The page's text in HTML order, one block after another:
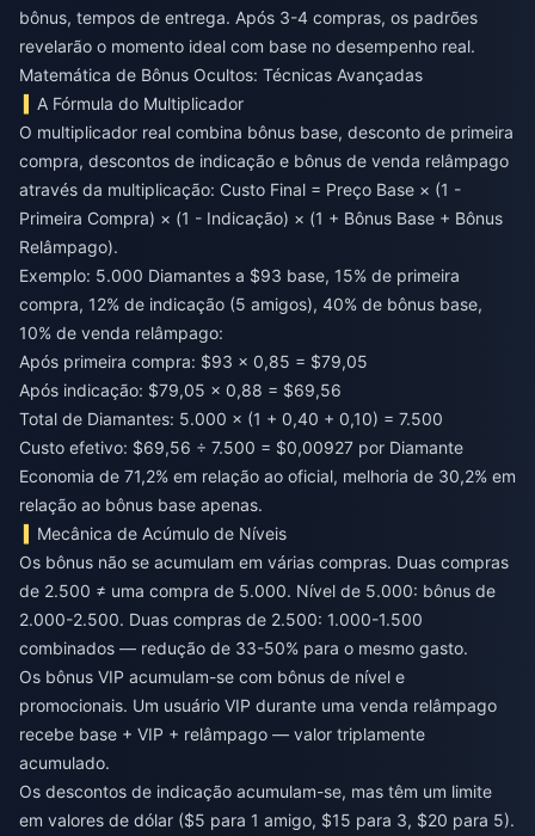
bônus, tempos de entrega. Após 3-4 compras, os padrões
revelarão o momento ideal com base no desempenho real.
Matemática de Bônus Ocultos: Técnicas Avançadas
A Fórmula do Multiplicador
O multiplicador real combina bônus base, desconto de primeira
compra, descontos de indicação e bônus de venda relâmpago
através da multiplicação: Custo Final = Preço Base × (1 -
Primeira Compra) × (1 - Indicação) × (1 + Bônus Base + Bônus
Relâmpago).
Exemplo: 5.000 Diamantes a $93 base, 15% de primeira
compra, 12% de indicação (5 amigos), 40% de bônus base,
10% de venda relâmpago:
Após primeira compra: $93 × 0,85 = $79,05
Após indicação: $79,05 × 0,88 = $69,56
Total de Diamantes: 5.000 × (1 + 0,40 + 0,10) = 7.500
Custo efetivo: $69,56 ÷ 7.500 = $0,00927 por Diamante
Economia de 71,2% em relação ao oficial, melhoria de 30,2% em
relação ao bônus base apenas.
Mecânica de Acúmulo de Níveis
Os bônus não se acumulam em várias compras. Duas compras
de 2.500 ≠ uma compra de 5.000. Nível de 5.000: bônus de
2.000-2.500. Duas compras de 2.500: 1.000-1.500
combinados — redução de 33-50% para o mesmo gasto.
Os bônus VIP acumulam-se com bônus de nível e
promocionais. Um usuário VIP durante uma venda relâmpago
recebe base + VIP + relâmpago — valor triplamente
acumulado.
Os descontos de indicação acumulam-se, mas têm um limite
em valores de dólar ($5 para 1 amigo, $15 para 3, $20 para 5).